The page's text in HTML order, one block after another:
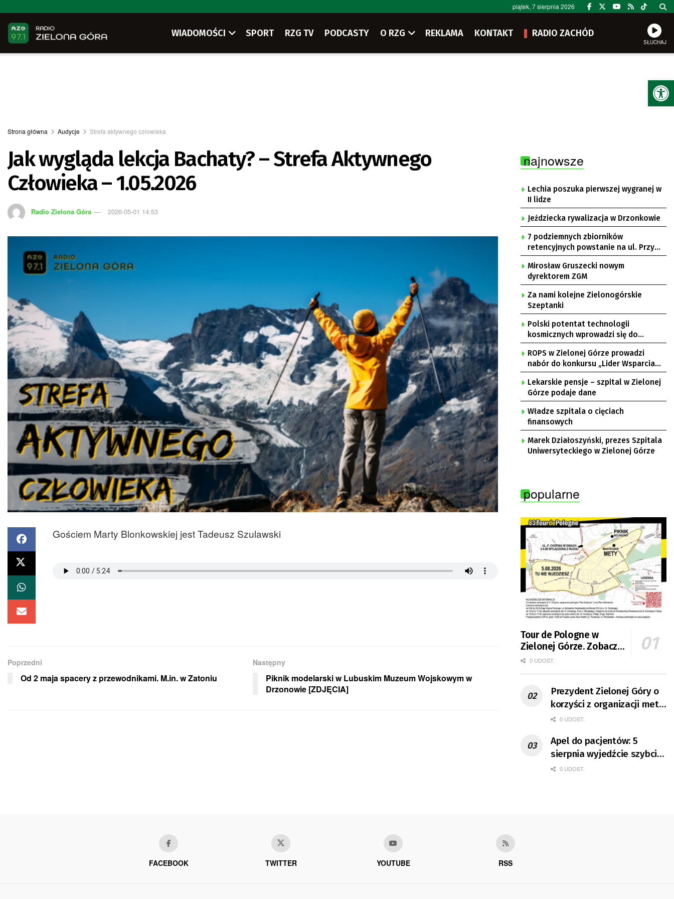
piątek, 7 sierpnia 2026
WIADOMOŚCI SPORT RZG TV PODCASTY O RZG REKLAMA KONTAKT RADIO ZACHÓD
SŁUCHAJ
Strona główna Audycje Strefa aktywnego człowieka
Jak wygląda lekcja Bachaty? – Strefa Aktywnego
Człowieka – 1.05.2026
Radio Zielona Góra 2026-05-01 14:53
Gościem Marty Blonkowskiej jest Tadeusz Szulawski
Poprzedni
Od 2 maja spacery z przewodnikami. M.in. w Zatoniu
Następny
Piknik modelarski w Lubuskim Muzeum Wojskowym w
Drzonowie [ZDJĘCIA]
najnowsze
Lechia poszuka pierwszej wygranej w
II lidze
Jeździecka rywalizacja w Drzonkowie
7 podziemnych zbiorników
retencyjnych powstanie na ul. Przy
Gazowni
Mirosław Gruszecki nowym
dyrektorem ZGM
Za nami kolejne Zielonogórskie
Szeptanki
Polski potentat technologii
kosmicznych wprowadzi się do
Zielonej Góry
ROPS w Zielonej Górze prowadzi
nabór do konkursu „Lider Wsparcia
Seniora”
Lekarskie pensje – szpital w Zielonej
Górze podaje dane
Władze szpitala o cięciach
finansowych
Marek Działoszyński, prezes Szpitala
Uniwersyteckiego w Zielonej Górze
popularne
Tour de Pologne w
Zielonej Górze. Zobacz
zmiany w organizacji
0 UDOST.
Prezydent Zielonej Góry o
korzyści z organizacji mety
Tour de Pologne
0 UDOST.
Apel do pacjentów: 5
sierpnia wyjedźcie szybciej
z domów
0 UDOST.
FACEBOOK TWITTER YOUTUBE RSS